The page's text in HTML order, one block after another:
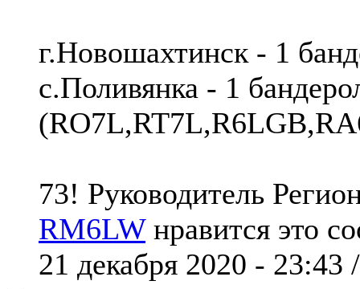
г.Новошахтинск - 1
с.Поливянка - 1
73! Руководитель
RM6LWнравится это
21 декабря 2020 - 23:43